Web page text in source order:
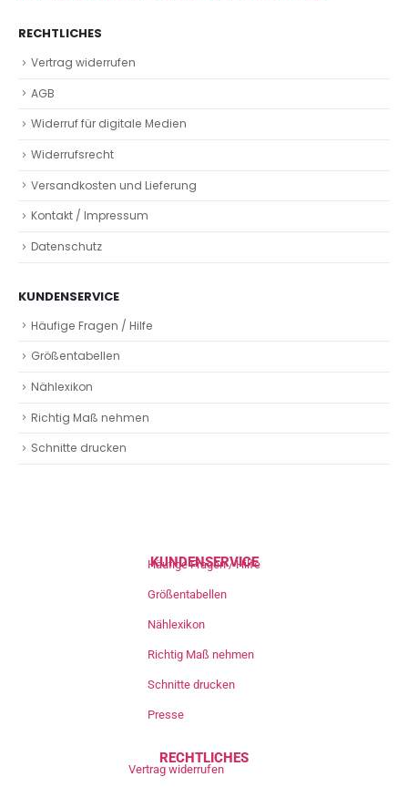
RECHTLICHES
Vertrag widerrufen
AGB
Widerruf für digitale Medien
Widerrufsrecht
Versandkosten und Lieferung
Kontakt / Impressum
Datenschutz
KUNDENSERVICE
Häufige Fragen / Hilfe
Größentabellen
Nählexikon
Richtig Maß nehmen
Schnitte drucken
KUNDENSERVICE
Häufige Fragen / Hilfe
Größentabellen
Nählexikon
Richtig Maß nehmen
Schnitte drucken
Presse
RECHTLICHES
Vertrag widerrufen